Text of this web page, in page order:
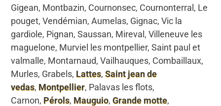
Gigean, Montbazin, Cournonsec, Cournonterral, Le
pouget, Vendémian, Aumelas, Gignac, Vic la
gardiole, Pignan, Saussan, Mireval, Villeneuve les
maguelone, Murviel les montpellier, Saint paul et
valmalle, Montarnaud, Vailhauques, Combaillaux,
Murles, Grabels, Lattes,Saint jean de
vedas, Montpellier, Palavas les flots,
Carnon, Pérols, Mauguio,Grande motte,